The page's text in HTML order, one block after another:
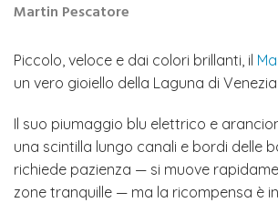
Martin Pescatore
Piccolo, veloce e dai colori brillanti, il
un vero gioiello della Laguna di Venezia.
Il suo piumaggio blu elettrico e
una scintilla lungo canali e bordi delle
richiede pazienza — si muove
zone tranquille — ma la ricompensa è